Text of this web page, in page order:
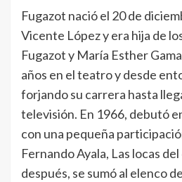
Fugazot nació el 20 de
Vicente López y era hija de
Fugazot y María Esther
años en el teatro y desde
forjando su carrera hasta
televisión. En 1966, debutó
con una pequeña
Fernando Ayala, Las locas
después, se sumó al elenco